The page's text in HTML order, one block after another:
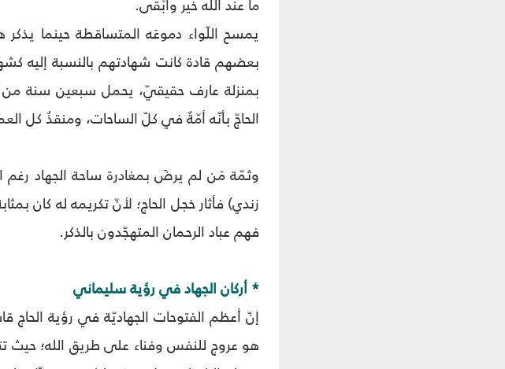
ما عند الله خير وأبْقى.
يمسح اللّواء دموعَه المتساقطة حينما
الحاجّ بأنّه أمّةٌ في كلّ الساحات، ومنقذُ كل
فهم عباد الرحمان المتهجّدون بالذكر.
* أركان الجهاد في رؤية سليماني
إنّ أعظم الفتوحات الجهاديّة في رؤية
هو عروج للنفس وفناء على طريق الله؛ حيث